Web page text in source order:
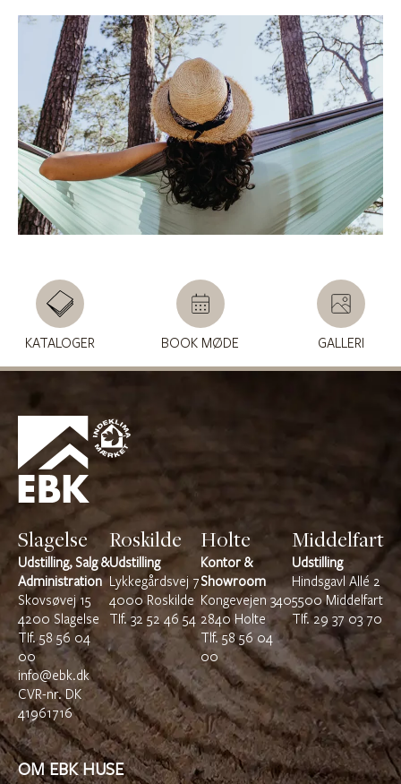
KATALOGER BOOK MØDE GALLERI
Slagelse
Udstilling, Salg &
Administration
Skovsøvej 15
4200 Slagelse
TIf.58 56 04
00
info@ebk.dk
CVR-nr. DK
41961716
Roskilde
Udstilling
Lykkegårdsvej 7
4000 Roskilde
TIf.32 52 46 54
Holte
Kontor &
Showroom
Kongevejen 340
2840 Holte
Tlf. 58 56 04
00
Middelfart
Udstilling
Hindsgavl Allé 2
5500 Middelfart
TIf.29 37 03 70
OM EBK HUSE